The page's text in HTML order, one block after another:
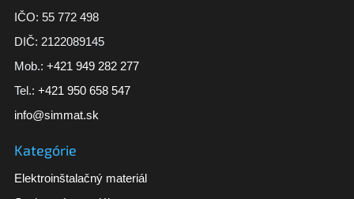
IČO: 55 772 498
DIČ: 2122089145
Mob.: +421 949 282 277
Tel.: +421 950 658 547
info@simmat.sk
Kategórie
Elektroinštalačný materiál